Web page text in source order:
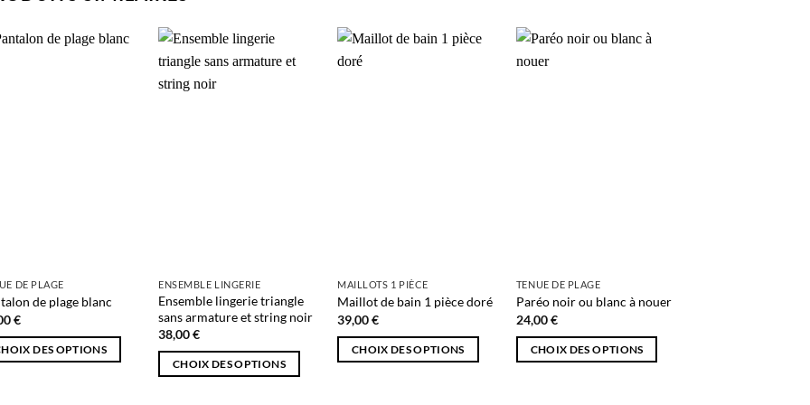
plusieurs
variations.
Les
options
peuvent
DE PLAGE
de plage blanc
€
DES OPTIONS
ENSEMBLE LINGERIE
Ensemble lingerie triangle
sans armature et string noir
38,00€
CHOIX DES OPTIONS
MAILLOTS 1 PIÈCE
Maillot de bain 1 pièce doré
39,00€
CHOIX DES OPTIONS
TENUE DE PLAGE
Paréo noir ou blanc à nouer
24,00€
CHOIX DES OPTIONS